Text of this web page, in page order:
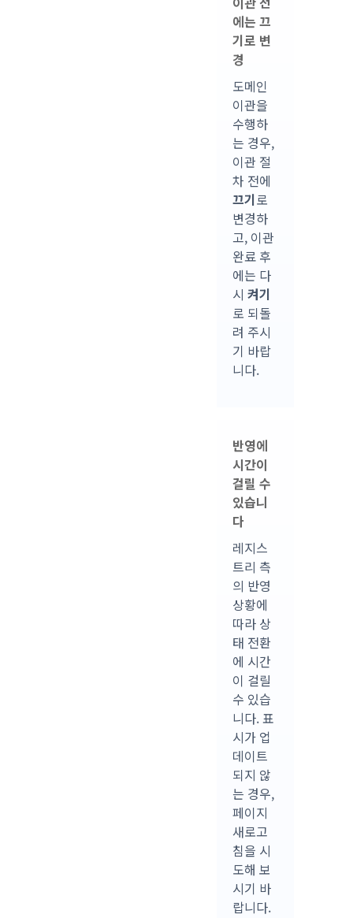
에는 끄
기로 변
경
도메인
이관을
수행하
는 경우,
이관 절
차 전에
끄기로
변경하
고, 이관
완료 후
에는 다
시켜기
로 되돌
려 주시
기 바랍
니다.
반영에
시간이
걸릴 수
있습니
다
레지스
트리 측
의 반영
상황에
따라 상
태 전환
에 시간
이 걸릴
수 있습
니다. 표
시가 업
데이트
되지 않
는 경우,
페이지
새로고
침을 시
도해 보
시기 바
랍니다.